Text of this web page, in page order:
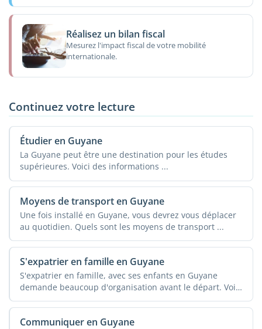
Réalisez un bilan fiscal
Mesurez l'impact fiscal de votre mobilité
internationale.
Continuez votre lecture
Étudier en Guyane
La Guyane peut être une destination pour les études
supérieures. Voici des informations ...
Moyens de transport en Guyane
Une fois installé en Guyane, vous devrez vous déplacer
au quotidien. Quels sont les moyens de transport ...
S'expatrier en famille en Guyane
S'expatrier en famille, avec ses enfants en Guyane
demande beaucoup d'organisation avant le départ. Voici
...
Communiquer en Guyane